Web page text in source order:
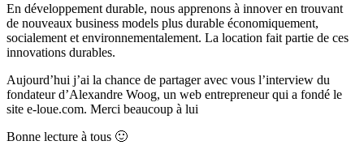
site
e-
loue.com
En développement durable, nous apprenons à innover en trouvant
de nouveaux business models plus durable économiquement,
socialement et environnementalement. La location fait partie de ces
innovations durables.
Aujourd’hui j’ai la chance de partager avec vous l’interview du
fondateur d’Alexandre Woog, un web entrepreneur qui a fondé le
site e-loue.com. Merci beaucoup à lui
Bonne lecture à tous 🙂